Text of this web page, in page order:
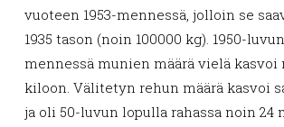
vuoteen 1953-mennessä, jolloin se
1935 tason (noin 100000 kg). 1950-
mennessä munien määrä vielä kasvoi
kiloon. Välitetyn rehun määrä kasvoi
ja oli 50-luvun lopulla rahassa noin 24